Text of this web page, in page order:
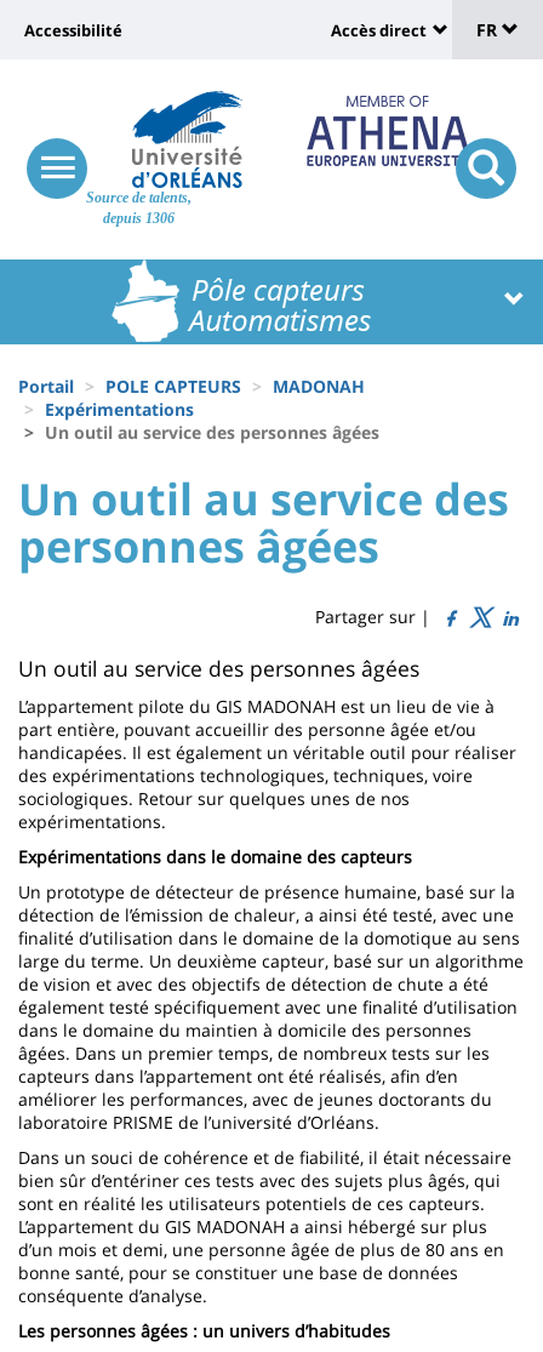
Site
Source de talents,
depuis 1306
Université
Recherche
responsive
menu
button
Université
vers
page
accessibilité
Accessibilité
:
Shortcut
links
Accès direct
de
FR
Université
Block
liste
des
composantes
d'Ariane
Portail POLE CAPTEURS
MADONAH
Expérimentations
Un outil au service des personnes âgées
University
:
Sidebar
University
:
Main
Titre
de
Un outil au service des
personnes âgées
Partager sur |
Contenu
de
la
page
principale
Un outil au service des personnes âgées
L’appartement pilote du GIS MADONAH est un lieu de vie à
part entière, pouvant accueillir des personne âgée et/ou
handicapées. Il est également un véritable outil pour réaliser
des expérimentations technologiques, techniques, voire
sociologiques. Retour sur quelques unes de nos
expérimentations.
Expérimentations dans le domaine des capteurs
Un prototype de détecteur de présence humaine, basé sur la
détection de l’émission de chaleur, a ainsi été testé, avec une
finalité d’utilisation dans le domaine de la domotique au sens
large du terme. Un deuxième capteur, basé sur un algorithme
de vision et avec des objectifs de détection de chute a été
également testé spécifiquement avec une finalité d’utilisation
dans le domaine du maintien à domicile des personnes
âgées. Dans un premier temps, de nombreux tests sur les
capteurs dans l’appartement ont été réalisés, afin d’en
améliorer les performances, avec de jeunes doctorants du
laboratoire PRISME de l’université d’Orléans.
Dans un souci de cohérence et de fiabilité, il était nécessaire
bien sûr d’entériner ces tests avec des sujets plus âgés, qui
sont en réalité les utilisateurs potentiels de ces capteurs.
L’appartement du GIS MADONAH a ainsi hébergé sur plus
d’un mois et demi, une personne âgée de plus de 80 ans en
bonne santé, pour se constituer une base de données
conséquente d’analyse.
Les personnes âgées : un univers d’habitudes